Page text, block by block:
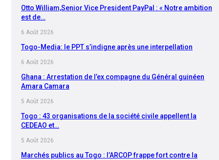
Otto William,Senior Vice President PayPal : « Notre ambition
est de…
6 Août 2026
Togo-Media: le PPT s’indigne après une interpellation
6 Août 2026
Ghana : Arrestation de l’ex compagne du Général guinéen
Amara Camara
5 Août 2026
Togo : 43 organisations de la société civile appellent la
CEDEAO et…
5 Août 2026
Marchés publics au Togo : l’ARCOP frappe fort contre la